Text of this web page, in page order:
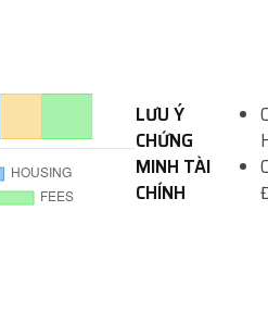
LƯU Ý
CHỨNG
MINH TÀI
CHÍNH